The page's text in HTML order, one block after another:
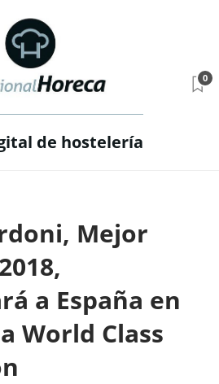
de hostelería
0
Mejor
a España en
World Class